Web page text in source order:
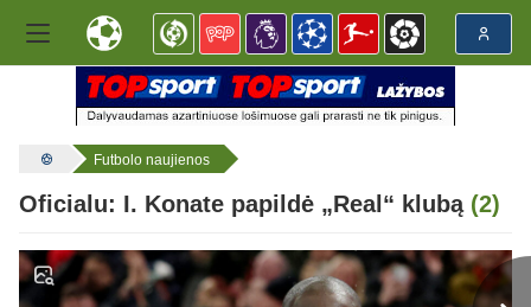
Futbolo naujienos
Oficialu: I. Konate papildė „Real“ klubą (2)